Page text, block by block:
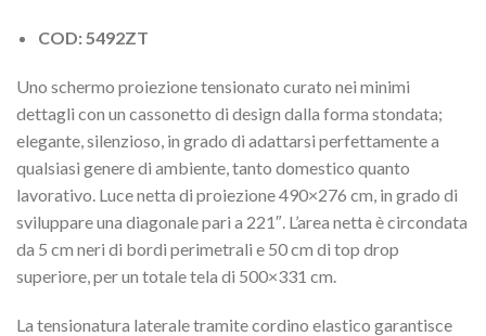
COD: 5492ZT
Uno schermo proiezione tensionato curato nei minimi
dettagli con un cassonetto di design dalla forma stondata;
elegante, silenzioso, in grado di adattarsi perfettamente a
qualsiasi genere di ambiente, tanto domestico quanto
lavorativo. Luce netta di proiezione 490×276 cm, in grado di
sviluppare una diagonale pari a 221″. L’area netta è circondata
da 5 cm neri di bordi perimetrali e 50 cm di top drop
superiore, per un totale tela di 500×331 cm.
La tensionatura laterale tramite cordino elastico garantisce